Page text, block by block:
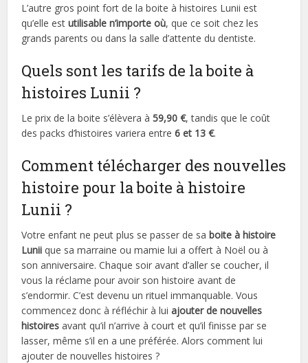
L’autre gros point fort de la boite à histoires Lunii est
qu’elle estutilisable n’importe où, que ce soit chez les
grands parents ou dans la salle d’attente du dentiste.
Quels sont les tarifs de la boite à
histoires Lunii ?
Le prix de la boite s’élèvera à 59,90 €, tandis que le coût
des packs d’histoires variera entre 6 et 13 €.
Comment télécharger des nouvelles
histoire pour la boite à histoire
Lunii ?
Votre enfant ne peut plus se passer de sa boite à histoire
Luniique sa marraine ou mamie lui a offert à Noël ou à
son anniversaire. Chaque soir avant d’aller se coucher, il
vous la réclame pour avoir son histoire avant de
s’endormir. C’est devenu un rituel immanquable. Vous
commencez donc à réfléchir à luiajouter de nouvelles
histoiresavant qu’il n’arrive à court et qu’il finisse par se
lasser, même s’il en a une préférée. Alors comment lui
ajouter de nouvelles histoires ?